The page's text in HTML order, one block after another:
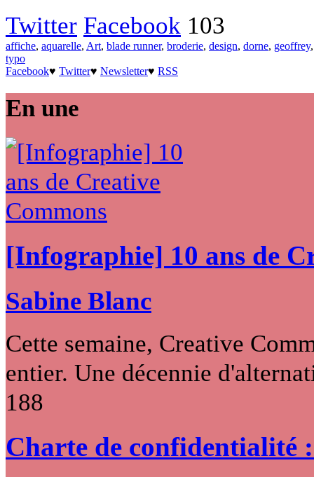
Twitter Facebook 103
affiche, aquarelle, Art, blade runner, broderie, design, dorne, geoffrey
typo
Facebook♥ Twitter♥ Newsletter♥ RSS
En une
[Infographie] 10 ans de
Sabine Blanc
Cette semaine, Creative
entier. Une décennie
188
Charte de confidentialité